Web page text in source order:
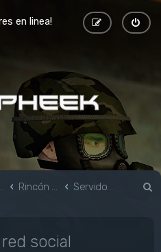
en linea!
Rincón Geek Servidores
social